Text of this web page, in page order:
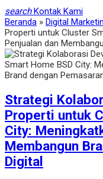
search Kontak Kami
Beranda » Digital
Properti untuk Cluster
Penjualan dan
Strategi
Properti untuk
City:
Membangun
Digital